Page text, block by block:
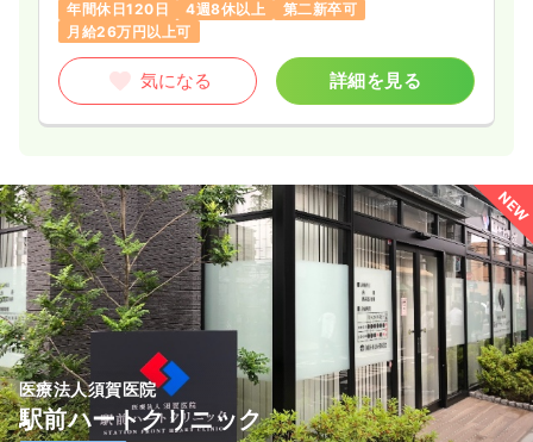
年間休日120日
4週8休以上
第二新卒可
月給26万円以上可
気になる 詳細を見る
NEW
医療法人須賀医院
駅前ハートクリニック